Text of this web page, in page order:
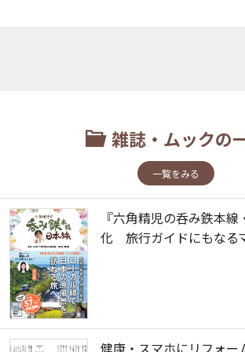
雑誌・ムックの
一覧をみる
『六角精児の呑み鉄本
化 旅行ガイドにもなる
健康・スマホにリフォ